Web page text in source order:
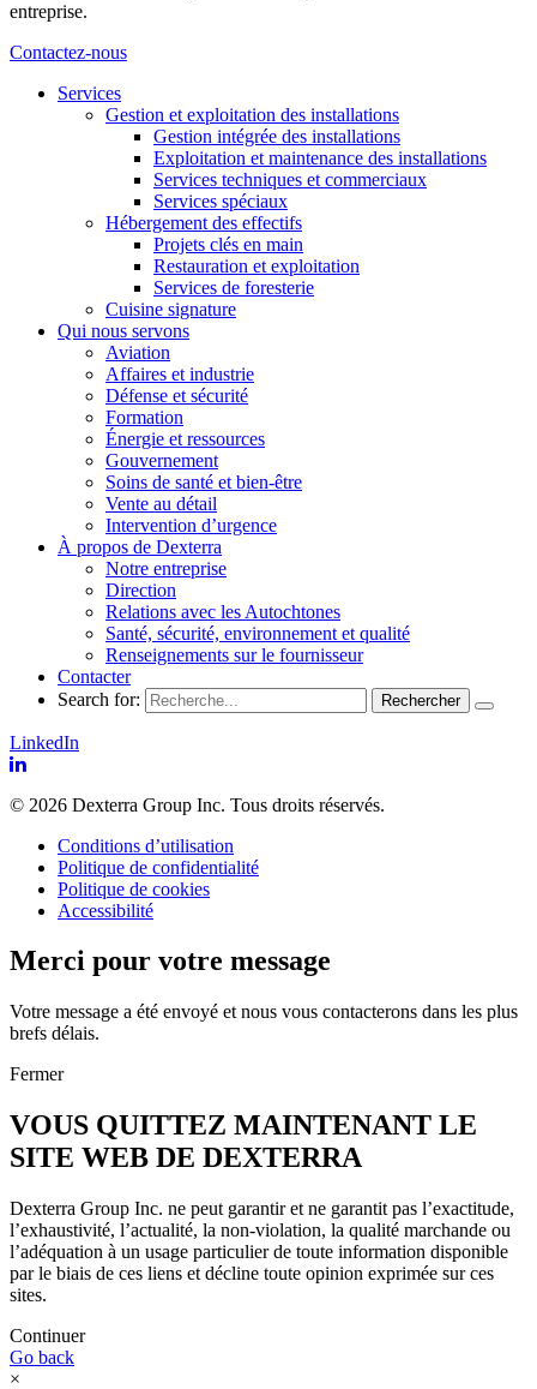
entreprise.
Contactez-nous
Services
Gestion et exploitation des installations
Gestion intégrée des installations
Exploitation et maintenance des installations
Services techniques et commerciaux
Services spéciaux
Hébergement des effectifs
Projets clés en main
Restauration et exploitation
Services de foresterie
Cuisine signature
Qui nous servons
Aviation
Affaires et industrie
Défense et sécurité
Formation
Énergie et ressources
Gouvernement
Soins de santé et bien-être
Vente au détail
Intervention d’urgence
À propos de Dexterra
Notre entreprise
Direction
Relations avec les Autochtones
Santé, sécurité, environnement et qualité
Renseignements sur le fournisseur
Contacter
Search for:
LinkedIn
© 2026 Dexterra Group Inc. Tous droits réservés.
Conditions d’utilisation
Politique de confidentialité
Politique de cookies
Accessibilité
Merci pour votre message
Votre message a été envoyé et nous vous contacterons dans les plus
brefs délais.
Fermer
VOUS QUITTEZ MAINTENANT LE
SITE WEB DE DEXTERRA
Dexterra Group Inc. ne peut garantir et ne garantit pas l’exactitude,
l’exhaustivité, l’actualité, la non-violation, la qualité marchande ou
l’adéquation à un usage particulier de toute information disponible
par le biais de ces liens et décline toute opinion exprimée sur ces
sites.
Continuer
Go back
×